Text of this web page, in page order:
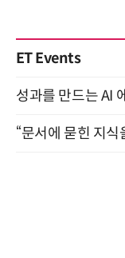
ET Events